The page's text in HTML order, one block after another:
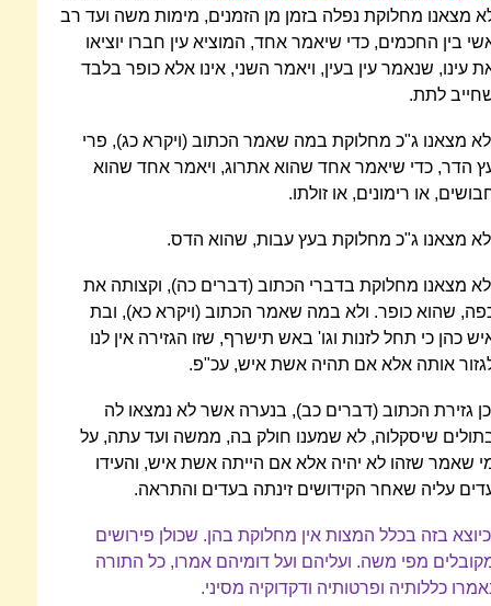
מצאנו מחלוקת נפלה בזמן מן הזמנים, מימות משה ועד רב
בין החכמים, כדי שיאמר אחד, המוציא עין חברו יוציאו
עינו, שנאמר עין בעין, ויאמר השני, אינו אלא כופר בלבד
לתת.
מצאנו ג"כ מחלוקת במה שאמר הכתוב (ויקרא כג), פרי
הדר, כדי שיאמר אחד שהוא אתרוג, ויאמר אחד שהוא
או רימונים, או זולתו.
מצאנו ג"כ מחלוקת בעץ עבות, שהוא הדס.
מצאנו מחלוקת בדברי הכתוב (דברים כה), וקצותה את
שהוא כופר. ולא במה שאמר הכתוב (ויקרא כא), ובת
כהן כי תחל לזנות וגו' באש תישרף, שזו הגזירה אין לנו
אותה אלא אם תהיה אשת איש, עכ"פ.
גזירת הכתוב (דברים כב), בנערה אשר לא נמצאו לה
שיסקלוה, לא שמענו חולק בה, ממשה ועד עתה, על
שאמר שזהו לא יהיה אלא אם הייתה אשת איש, והעידו
עליה שאחר הקידושים זינתה בעדים והתראה.
בזה בכלל המצות אין מחלוקת בהן. שכולן פירושים
מפי משה. ועליהם ועל דומיהם אמרו, כל התורה
כללותיה ופרטותיה ודקדוקיה מסיני.